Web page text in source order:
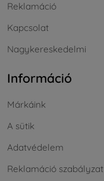
Reklamáció
Kapcsolat
Nagykereskedelmi
Információ
Márkáink
A sütik
Adatvédelem
Reklamáció szabályzat